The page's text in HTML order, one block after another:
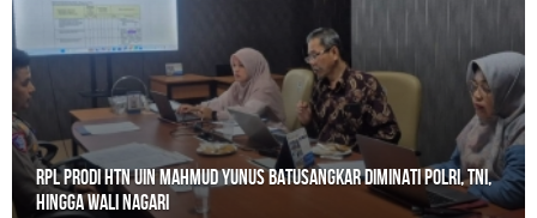
Gerebek Rumah di Tanah Datar, Satresnarkoba Padang Panjang
Amankan Pengedar Ganja Beserta 6 Paket Bukti